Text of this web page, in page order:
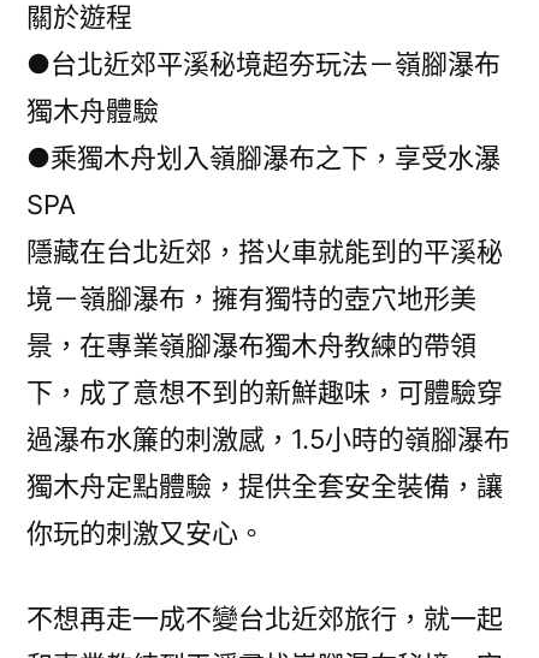
關於遊程
●台北近郊平溪秘境超夯玩法－嶺腳瀑布
獨木舟體驗
●乘獨木舟划入嶺腳瀑布之下，享受水瀑
SPA
隱藏在台北近郊，搭火車就能到的平溪秘
境－嶺腳瀑布，擁有獨特的壺穴地形美
景，在專業嶺腳瀑布獨木舟教練的帶領
下，成了意想不到的新鮮趣味，可體驗穿
過瀑布水簾的刺激感，1.5小時的嶺腳瀑布
獨木舟定點體驗，提供全套安全裝備，讓
你玩的刺激又安心。
不想再走一成不變台北近郊旅行，就一起